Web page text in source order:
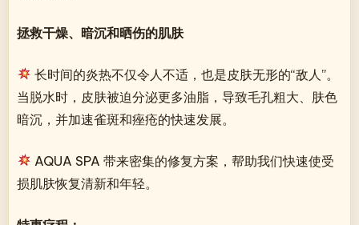
拯救干燥、暗沉和晒伤的肌肤
长时间的炎热不仅令人不适，也是皮肤无形的“敌人”。
当脱水时，皮肤被迫分泌更多油脂，导致毛孔粗大、肤色
暗沉，并加速雀斑和痤疮的快速发展。
AQUA SPA 带来密集的修复方案，帮助我们快速使受
损肌肤恢复清新和年轻。